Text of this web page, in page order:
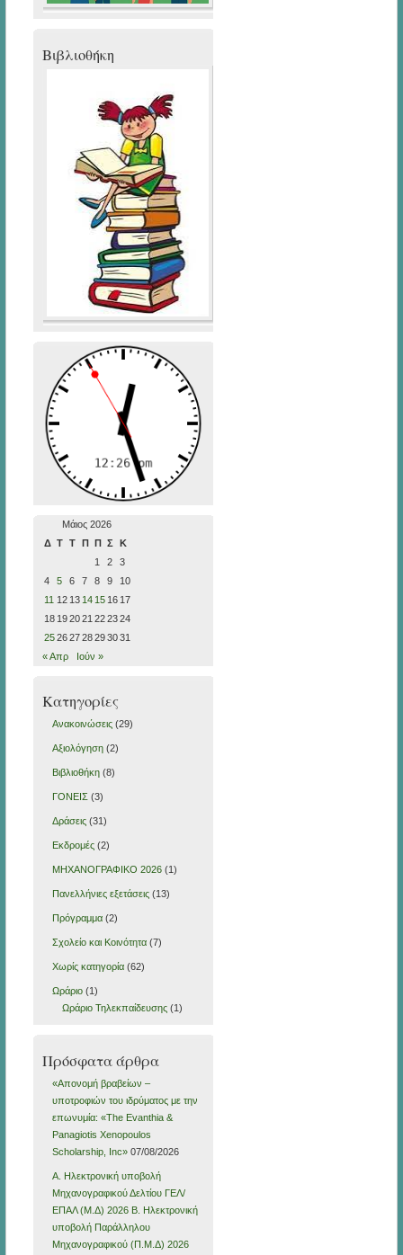
Bιβλιοθήκη
Μάιος 2026
Δ Τ Τ Π Π Σ
Κ
1
2
3
4
5 6 7 8 9
10
11 12 13 14 15 16 17
18 192021 222324
25262728293031
« Απρ
Ιούν »
Kατηγορίες
Ανακοινώσεις(29)
Αξιολόγηση(2)
Βιβλιοθήκη(8)
ΓΟΝΕΙΣ (3)
Δράσεις(31)
Εκδρομές(2)
ΜΗΧΑΝΟΓΡΑΦΙΚΟ 2026(1)
Πανελλήνιες εξετάσεις(13)
Πρόγραμμα(2)
Σχολείο και Κοινότητα(7)
Χωρίς κατηγορία(62)
Ωράριο(1)
Ωράριο Τηλεκπαίδευσης(1)
Πρόσφατα άρθρα
«Απονομή βραβείων –
υποτροφιών του ιδρύματος με την
επωνυμία: «The Evanthia &
Panagiotis Xenopoulos
Scholarship, Inc» 07/08/2026
Α. Ηλεκτρονική υποβολή
Μηχανογραφικού Δελτίου ΓΕΛ/
ΕΠΑΛ (Μ.Δ) 2026 Β. Ηλεκτρονική
υποβολή Παράλληλου
Μηχανογραφικού (Π.Μ.Δ) 2026